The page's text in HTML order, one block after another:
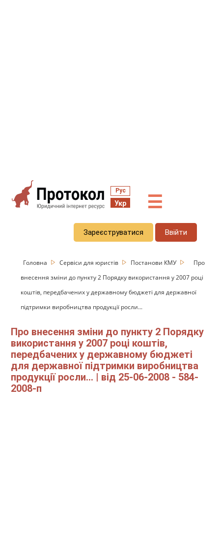
Рус
Укр ☰
Зареєструватися Ввійти
Головна Сервіси для юристів Постанови КМУ
Про
внесення зміни до пункту 2 Порядку використання у 2007 році
коштів, передбачених у державному бюджеті для державної
підтримки виробництва продукції росли...
Про внесення зміни до пункту 2 Порядку
використання у 2007 році коштів,
передбачених у державному бюджеті
для державної підтримки виробництва
продукції росли... | від 25-06-2008 - 584-
2008-п